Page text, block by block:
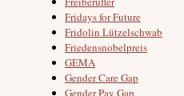
Fridays for Future
Fridolin Lützelschwab
Friedensnobelpreis
GEMA
Gender Care Gap
Gender Pay Gap